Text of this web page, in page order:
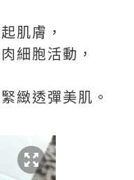
肌膚，
細胞活動，
緻透彈美肌。